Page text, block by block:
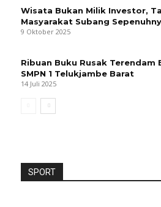
Wisata Bukan Milik Investor,
Masyarakat Subang
9 Oktober 2025
Ribuan Buku Rusak Terendam
SMPN 1 Telukjambe Barat
14 Juli 2025
SPORT